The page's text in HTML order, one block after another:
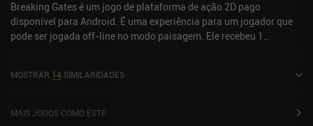
Breaking Gates é um jogo de plataforma de ação 2D pago
disponível para Android. É uma experiência para um jogador que
pode ser jogada off-line no modo paisagem. Ele recebeu 1
4,2 de 5,0 no Google Play.
MOSTRAR 14 SIMILARIDADES
MAIS JOGOS COMO ESTE